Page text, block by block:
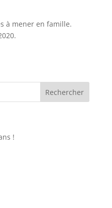
à mener en famille.
!